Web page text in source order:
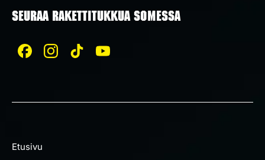
SEURAA RAKETTITUKKUA SOMESSA
Etusivu